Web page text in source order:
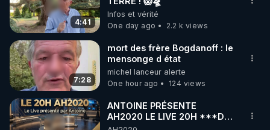
Rendez-vous sur http://rgnr.li/lechoubrave
code : REGENERE10
▶ 30 jours gratuit sur l’application de méditation et
de bien-être ENVOL :
Rendez-vous sur https://www.envol.app/code
le code : REGENERE
4:41
Infos et vérité
One day ago
2.2 k views
7:28
mort des frère Bogdanoff : le
mensonge d état
michel lanceur alerte
One hour ago
124 views
ANTOINE PRÉSENTE
AH2020 LE LIVE 20H ***DU
04/08/2026*** 📷LE